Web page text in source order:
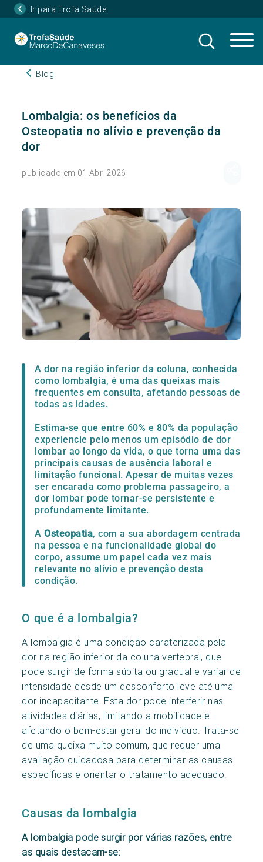
Ir para Trofa Saúde
Blog
Lombalgia: os benefícios da
Osteopatia no alívio e prevenção da
dor
publicado em 01 Abr. 2026
A dor na região inferior da coluna, conhecida
como lombalgia, é uma das queixas mais
frequentes em consulta, afetando pessoas de
todas as idades.
Estima-se que entre 60% e 80% da população
experiencie pelo menos um episódio de dor
lombar ao longo da vida, o que torna uma das
principais causas de ausência laboral e
limitação funcional. Apesar de muitas vezes
ser encarada como problema passageiro, a
dor lombar pode tornar-se persistente e
profundamente limitante.
AOsteopatia, com a sua abordagem centrada
na pessoa e na funcionalidade global do
corpo, assume um papel cada vez mais
relevante no alívio e prevenção desta
condição.
O que é a lombalgia?
A lombalgia é uma condição caraterizada pela
dor na região inferior da coluna vertebral, que
pode surgir de forma súbita ou gradual e variar de
intensidade desde um desconforto leve até uma
dor incapacitante. Esta dor pode interferir nas
atividades diárias, limitando a mobilidade e
afetando o bem-estar geral do indivíduo. Trata-se
de uma queixa muito comum, que requer uma
avaliação cuidadosa para determinar as causas
específicas e orientar o tratamento adequado.
Causas da lombalgia
A lombalgia pode surgir por várias razões, entre
as quais destacam-se: